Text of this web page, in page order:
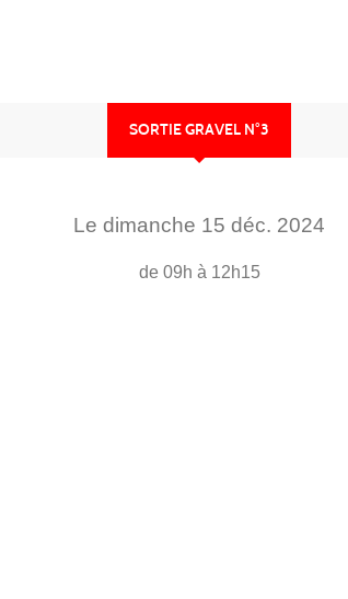
SORTIE GRAVEL N°3
Le dimanche 15 déc. 2024
de 09h à 12h15